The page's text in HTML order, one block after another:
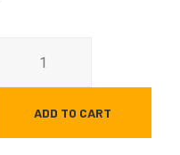
quantity
ADD TO CART